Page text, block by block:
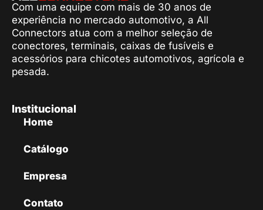
Com uma equipe com mais de 30 anos de
experiência no mercado automotivo, a All
Connectors atua com a melhor seleção de
conectores, terminais, caixas de fusíveis e
acessórios para chicotes automotivos, agrícola e
pesada.
Institucional
Home
Catálogo
Empresa
Contato